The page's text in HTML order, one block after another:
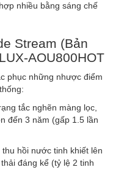
nhiều bằng sáng chế
Stream (Bản
AOU800HOT
phục những nhược điểm
tắc nghẽn màng lọc,
đến 3 năm (gấp 1.5 lần
thu hồi nước tinh khiết lên
đáng kể (tỷ lệ 2 tinh